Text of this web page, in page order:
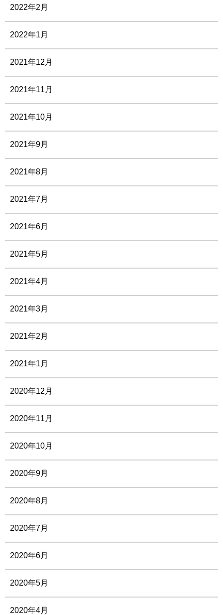
2022年2月
2022年1月
2021年12月
2021年11月
2021年10月
2021年9月
2021年8月
2021年7月
2021年6月
2021年5月
2021年4月
2021年3月
2021年2月
2021年1月
2020年12月
2020年11月
2020年10月
2020年9月
2020年8月
2020年7月
2020年6月
2020年5月
2020年4月